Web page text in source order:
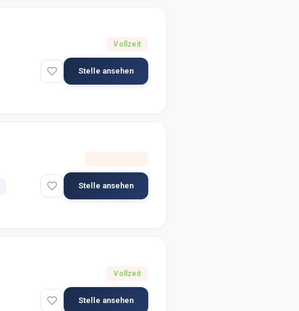
Vollzeit
Stelle ansehen
Stelle ansehen
Vollzeit
Stelle ansehen